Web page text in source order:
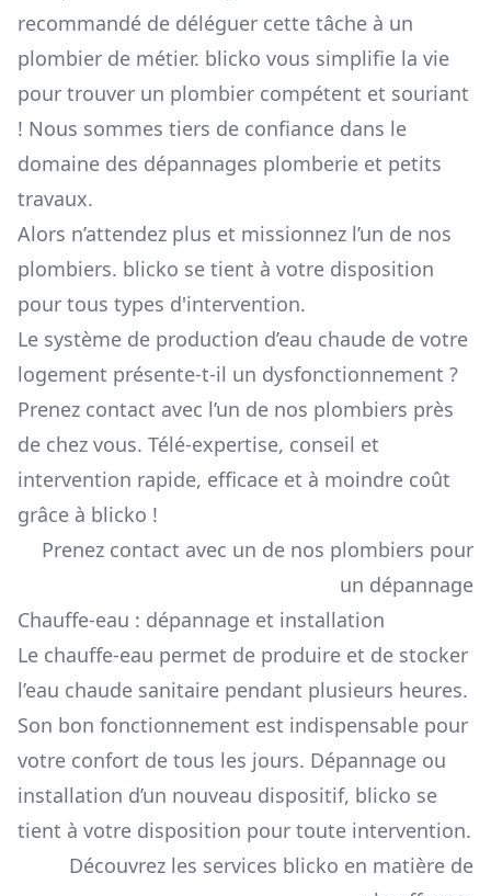
recommandé de déléguer cette tâche à un
plombier de métier. blicko vous simplifie la vie
pour trouver un plombier compétent et souriant
! Nous sommes tiers de confiance dans le
domaine des dépannages plomberie et petits
travaux.
Alors n’attendez plus et missionnez l’un de nos
plombiers. blicko se tient à votre disposition
pour tous types d'intervention.
Le système de production d’eau chaude de votre
logement présente-t-il un dysfonctionnement ?
Prenez contact avec l’un de nos plombiers près
de chez vous. Télé-expertise, conseil et
intervention rapide, efficace et à moindre coût
grâce à blicko !
Prenez contact avec un de nos plombiers pour
un dépannage
Chauffe-eau : dépannage et installation
Le chauffe-eau permet de produire et de stocker
l’eau chaude sanitaire pendant plusieurs heures.
Son bon fonctionnement est indispensable pour
votre confort de tous les jours. Dépannage ou
installation d’un nouveau dispositif, blicko se
tient à votre disposition pour toute intervention.
Découvrez les services blicko en matière de